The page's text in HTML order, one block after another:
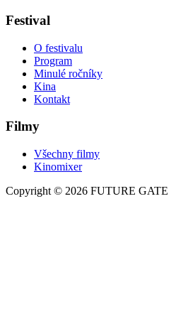
Festival
O festivalu
Program
Minulé ročníky
Kina
Kontakt
Filmy
Všechny filmy
Kinomixer
Copyright © 2026 FUTURE GATE